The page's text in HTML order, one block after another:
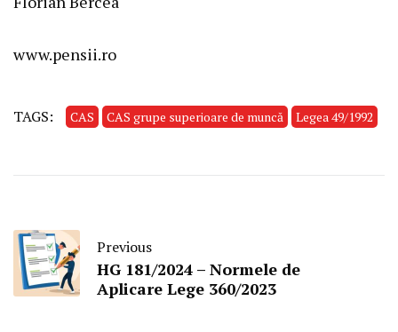
www.pensii.ro
TAGS: CAS CAS grupe superioare de muncă Legea 49/1992
Previous
HG 181/2024 – Normele de
Aplicare Lege 360/2023